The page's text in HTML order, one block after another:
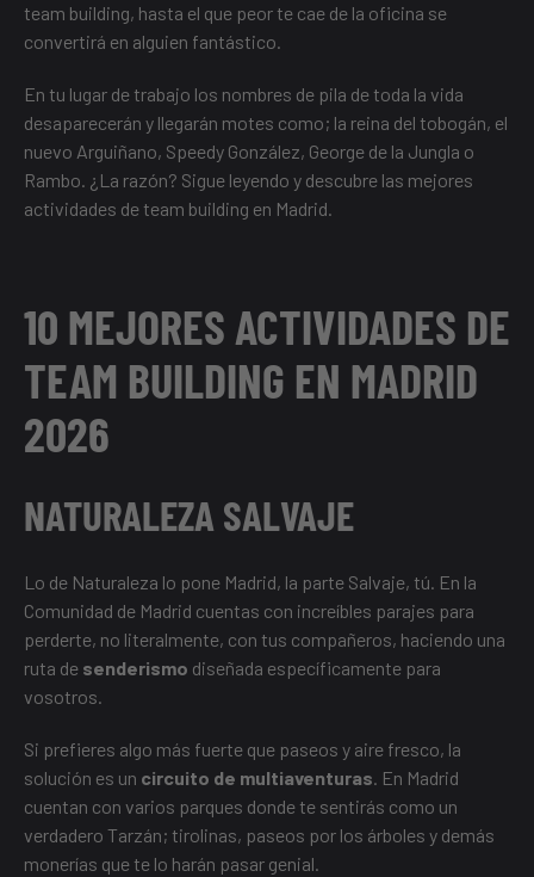
team building, hasta el que peor te cae de la oficina se
convertirá en alguien fantástico.
En tu lugar de trabajo los nombres de pila de toda la vida
desaparecerán y llegarán motes como; la reina del tobogán, el
nuevo Arguiñano, Speedy González, George de la Jungla o
Rambo. ¿La razón? Sigue leyendo y descubre las mejores
actividades de team building en Madrid.
10 MEJORES ACTIVIDADES DE
TEAM BUILDING EN MADRID
2026
NATURALEZA SALVAJE
Lo de Naturaleza lo pone Madrid, la parte Salvaje, tú. En la
Comunidad de Madrid cuentas con increíbles parajes para
perderte, no literalmente, con tus compañeros, haciendo una
ruta de senderismo diseñada específicamente para
vosotros.
Si prefieres algo más fuerte que paseos y aire fresco, la
solución es un circuito de multiaventuras. En Madrid
cuentan con varios parques donde te sentirás como un
verdadero Tarzán; tirolinas, paseos por los árboles y demás
monerías que te lo harán pasar genial.